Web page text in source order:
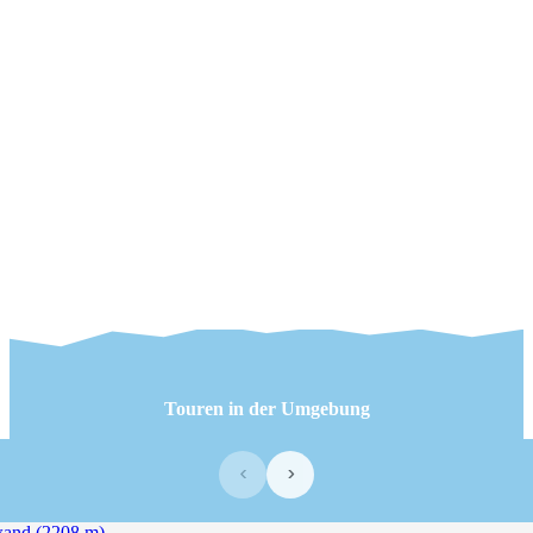
Touren in der Umgebung
‹ ›